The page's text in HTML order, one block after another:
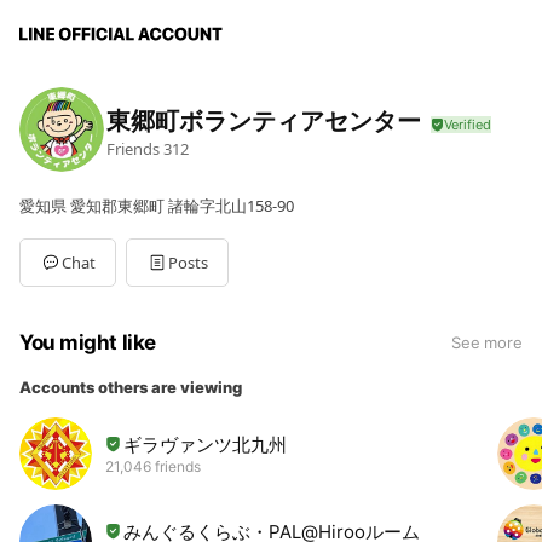
東郷町ボランティアセンター
Friends312
愛知県 愛知郡東郷町 諸輪字北山158-90
Chat Posts
You might like See more
Accounts others are viewing
ギラヴァンツ北九州
21,046 friends
みんぐるくらぶ・PAL@Hirooルーム